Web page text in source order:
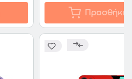
Προσθήκη